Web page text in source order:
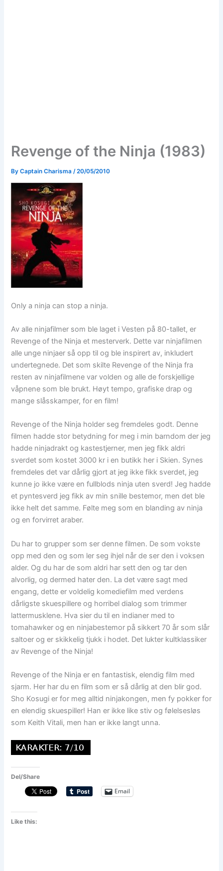
Revenge of the Ninja (1983)
ByCaptain Charisma /20/05/2010
Only a ninja can stop a ninja.
Av alle ninjafilmer som ble laget i Vesten på 80-tallet, er
Revenge of the Ninja et mesterverk. Dette var ninjafilmen
alle unge ninjaer så opp til og ble inspirert av, inkludert
undertegnede. Det som skilte Revenge of the Ninja fra
resten av ninjafilmene var volden og alle de forskjellige
våpnene som ble brukt. Høyt tempo, grafiske drap og
mange slåsskamper, for en film!
Revenge of the Ninja holder seg fremdeles godt. Denne
filmen hadde stor betydning for meg i min barndom der jeg
hadde ninjadrakt og kastestjerner, men jeg fikk aldri
sverdet som kostet 3000 kr i en butikk her i Skien. Synes
fremdeles det var dårlig gjort at jeg ikke fikk sverdet, jeg
kunne jo ikke være en fullblods ninja uten sverd! Jeg hadde
et pyntesverd jeg fikk av min snille bestemor, men det ble
ikke helt det samme. Følte meg som en blanding av ninja
og en forvirret araber.
Du har to grupper som ser denne filmen. De som vokste
opp med den og som ler seg ihjel når de ser den i voksen
alder. Og du har de som aldri har sett den og tar den
alvorlig, og dermed hater den. La det være sagt med
engang, dette er voldelig komediefilm med verdens
dårligste skuespillere og horribel dialog som trimmer
lattermusklene. Hva sier du til en indianer med to
tomahawker og en ninjabestemor på sikkert 70 år som slår
saltoer og er skikkelig tjukk i hodet. Det lukter kultklassiker
av Revenge of the Ninja!
Revenge of the Ninja er en fantastisk, elendig film med
sjarm. Her har du en film som er så dårlig at den blir god.
Sho Kosugi er for meg alltid ninjakongen, men fy pokker for
en elendig skuespiller! Han er ikke like stiv og følelsesløs
som Keith Vitali, men han er ikke langt unna.
Del/Share
Email
Like this: